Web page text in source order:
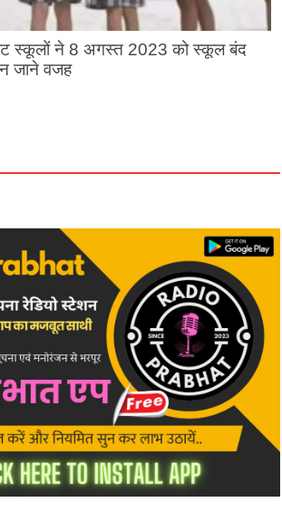
स्कूलों ने 8 अगस्त 2023 को स्कूल बंद
जाने वजह